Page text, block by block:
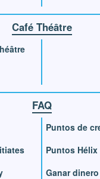
Café Théâtre
FAQ
Puntos de
Puntos Hélix
Ganar dinero